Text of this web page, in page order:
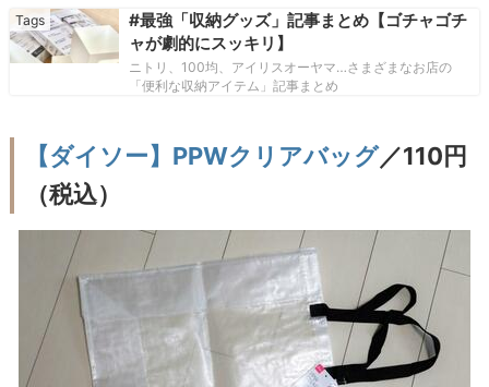
#最強「収納グッズ」記事まとめ【ゴチャゴチ
ャが劇的にスッキリ】
ニトリ、100均、アイリスオーヤマ…さまざまなお店の
「便利な収納アイテム」記事まとめ
【ダイソー】PPWクリアバッグ／110円
（税込）